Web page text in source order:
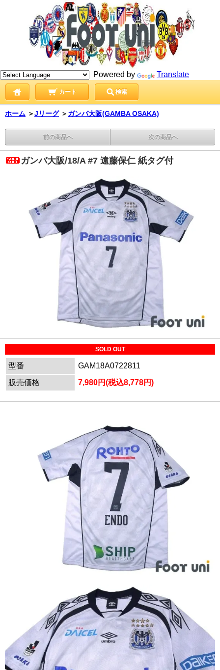
Powered by Translate
カート 検索
ホーム ＞Jリーグ ＞ ガンバ大阪(GAMBA OSAKA)
前の商品へ 次の商品へ
ガンバ大阪/18/A #7 遠藤保仁 紙タグ付
SOLD OUT
型番
GAM18A0722811
販売価格
7,980円(税込8,778円)